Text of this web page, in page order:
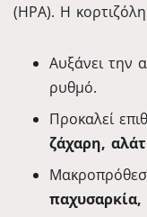
(HPA). Η
Αυξάνει την
ρυθμό.
Προκαλεί
ζάχαρη,
παχυσαρκία,